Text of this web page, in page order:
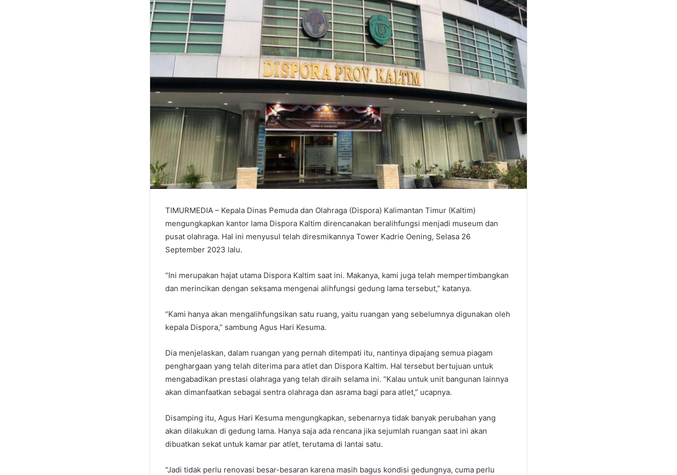
TIMURMEDIA – Kepala Dinas Pemuda dan Olahraga (Dispora) Kalimantan Timur (Kaltim)
mengungkapkan kantor lama Dispora Kaltim direncanakan beralihfungsi menjadi museum dan
pusat olahraga. Hal ini menyusul telah diresmikannya Tower Kadrie Oening, Selasa 26
September 2023 lalu.
“Ini merupakan hajat utama Dispora Kaltim saat ini. Makanya, kami juga telah mempertimbangkan
dan merincikan dengan seksama mengenai alihfungsi gedung lama tersebut,” katanya.
“Kami hanya akan mengalihfungsikan satu ruang, yaitu ruangan yang sebelumnya digunakan oleh
kepala Dispora,” sambung Agus Hari Kesuma.
Dia menjelaskan, dalam ruangan yang pernah ditempati itu, nantinya dipajang semua piagam
penghargaan yang telah diterima para atlet dan Dispora Kaltim. Hal tersebut bertujuan untuk
mengabadikan prestasi olahraga yang telah diraih selama ini. “Kalau untuk unit bangunan lainnya
akan dimanfaatkan sebagai sentra olahraga dan asrama bagi para atlet,” ucapnya.
Disamping itu, Agus Hari Kesuma mengungkapkan, sebenarnya tidak banyak perubahan yang
akan dilakukan di gedung lama. Hanya saja ada rencana jika sejumlah ruangan saat ini akan
dibuatkan sekat untuk kamar par atlet, terutama di lantai satu.
“Jadi tidak perlu renovasi besar-besaran karena masih bagus kondisi gedungnya, cuma perlu